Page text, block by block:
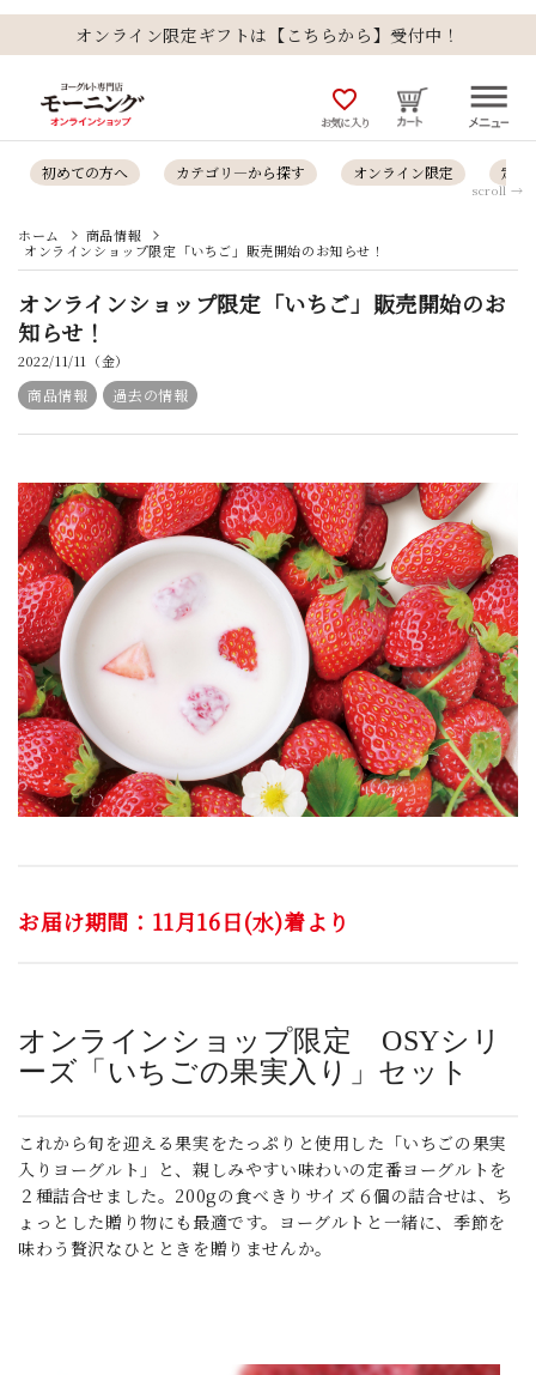
オンライン限定ギフトは【こちらから】受付中！
favorite_outline
お気に入り
初めての方へ カテゴリ―から探す オンライン限定 定番
scroll →
ホーム
商品情報
オンラインショップ限定「いちご」販売開始のお知らせ！
オンラインショップ限定「いちご」販売開始のお
知らせ！
2022/11/11（金）
商品情報 過去の情報
お届け期間：11月16日(水)着より
オンラインショップ限定 OSYシリ
ーズ「いちごの果実入り」セット
これから旬を迎える果実をたっぷりと使用した「いちごの果実
入りヨーグルト」と、親しみやすい味わいの定番ヨーグルトを
２種詰合せました。200gの食べきりサイズ６個の詰合せは、ち
ょっとした贈り物にも最適です。ヨーグルトと一緒に、季節を
味わう贅沢なひとときを贈りませんか。